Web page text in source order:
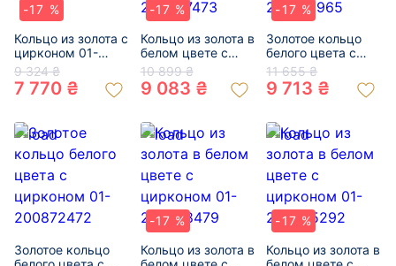
-17 %
Кольцо из золота с
цирконом 01-
200428526
9 324 ₴
7 770 ₴
-17 %
Кольцо из золота в
белом цвете с
цирконом 01-
200387473
10 899 ₴
9 083 ₴
-17 %
Золотое кольцо
белого цвета с
цирконом 01-
200819965
11 655 ₴
9 713 ₴
Золотое кольцо
-17 %
Кольцо из золота в
-17 %
Кольцо из золота в